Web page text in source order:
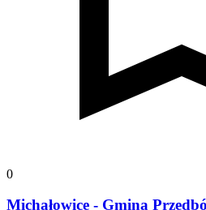
0
Michałowice - Gmina